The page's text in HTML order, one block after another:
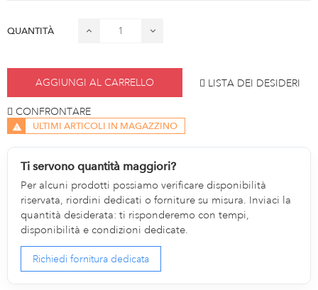
QUANTITÀ
AGGIUNGI AL CARRELLO LISTA DEI DESIDERI
CONFRONTARE
ULTIMI ARTICOLI IN MAGAZZINO
Ti servono quantità maggiori?
Per alcuni prodotti possiamo verificare disponibilità
riservata, riordini dedicati o forniture su misura. Inviaci la
quantità desiderata: ti risponderemo con tempi,
disponibilità e condizioni dedicate.
Richiedi fornitura dedicata